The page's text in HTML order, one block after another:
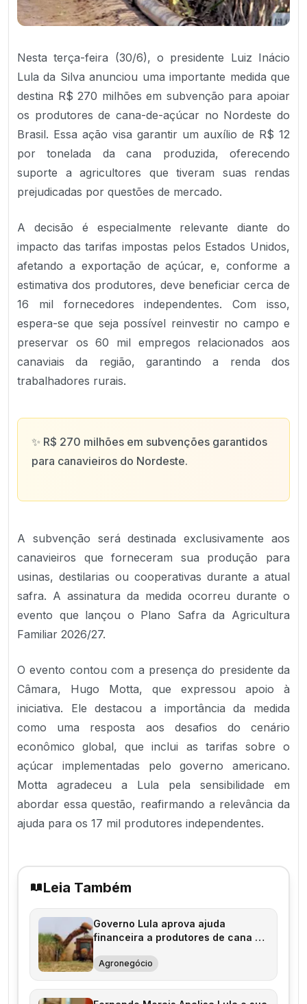
Nesta terça-feira (30/6), o presidente Luiz Inácio
Lula da Silva anunciou uma importante medida que
destina R$ 270 milhões em subvenção para apoiar
os produtores de cana-de-açúcar no Nordeste do
Brasil. Essa ação visa garantir um auxílio de R$ 12
por tonelada da cana produzida, oferecendo
suporte a agricultores que tiveram suas rendas
prejudicadas por questões de mercado.
A decisão é especialmente relevante diante do
impacto das tarifas impostas pelos Estados Unidos,
afetando a exportação de açúcar, e, conforme a
estimativa dos produtores, deve beneficiar cerca de
16 mil fornecedores independentes. Com isso,
espera-se que seja possível reinvestir no campo e
preservar os 60 mil empregos relacionados aos
canaviais da região, garantindo a renda dos
trabalhadores rurais.
✨ R$ 270 milhões em subvenções garantidos
para canavieiros do Nordeste.
A subvenção será destinada exclusivamente aos
canavieiros que forneceram sua produção para
usinas, destilarias ou cooperativas durante a atual
safra. A assinatura da medida ocorreu durante o
evento que lançou o Plano Safra da Agricultura
Familiar 2026/27.
O evento contou com a presença do presidente da
Câmara, Hugo Motta, que expressou apoio à
iniciativa. Ele destacou a importância da medida
como uma resposta aos desafios do cenário
econômico global, que inclui as tarifas sobre o
açúcar implementadas pelo governo americano.
Motta agradeceu a Lula pela sensibilidade em
abordar essa questão, reafirmando a relevância da
ajuda para os 17 mil produtores independentes.
Leia Também
Governo Lula aprova ajuda
financeira a produtores de cana no
Agronegócio